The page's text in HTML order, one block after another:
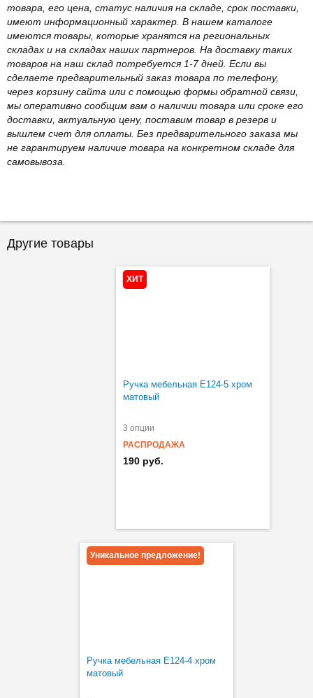
товара, его цена, статус наличия на складе, срок поставки,
имеют информационный характер. В нашем каталоге
имеются товары, которые хранятся на региональных
складах и на складах наших партнеров. На доставку таких
товаров на наш склад потребуется 1-7 дней. Если вы
сделаете предварительный заказ товара по телефону,
через корзину сайта или с помощью формы обратной связи,
мы оперативно сообщим вам о наличии товара или сроке его
доставки, актуальную цену, поставим товар в резерв и
вышлем счет для оплаты. Без предварительного заказа мы
не гарантируем наличие товара на конкретном складе для
самовывоза.
Другие товары
ХИТ
Ручка мебельная Е124-5 хром
матовый
3 опции
РАСПРОДАЖА
190 руб.
Уникальное предложение!
Ручка мебельная Е124-4 хром
матовый